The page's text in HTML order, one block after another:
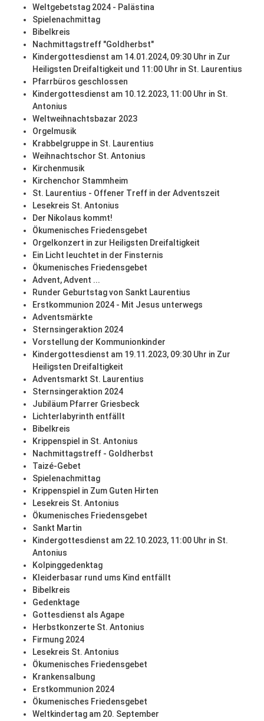
Weltgebetstag 2024 - Palästina
Spielenachmittag
Bibelkreis
Nachmittagstreff "Goldherbst"
Kindergottesdienst am 14.01.2024, 09:30 Uhr in Zur
Heiligsten Dreifaltigkeit und 11:00 Uhr in St. Laurentius
Pfarrbüros geschlossen
Kindergottesdienst am 10.12.2023, 11:00 Uhr in St.
Antonius
Weltweihnachtsbazar 2023
Orgelmusik
Krabbelgruppe in St. Laurentius
Weihnachtschor St. Antonius
Kirchenmusik
Kirchenchor Stammheim
St. Laurentius - Offener Treff in der Adventszeit
Lesekreis St. Antonius
Der Nikolaus kommt!
Ökumenisches Friedensgebet
Orgelkonzert in zur Heiligsten Dreifaltigkeit
Ein Licht leuchtet in der Finsternis
Ökumenisches Friedensgebet
Advent, Advent ...
Runder Geburtstag von Sankt Laurentius
Erstkommunion 2024 - Mit Jesus unterwegs
Adventsmärkte
Sternsingeraktion 2024
Vorstellung der Kommunionkinder
Kindergottesdienst am 19.11.2023, 09:30 Uhr in Zur
Heiligsten Dreifaltigkeit
Adventsmarkt St. Laurentius
Sternsingeraktion 2024
Jubiläum Pfarrer Griesbeck
Lichterlabyrinth entfällt
Bibelkreis
Krippenspiel in St. Antonius
Nachmittagstreff - Goldherbst
Taizé-Gebet
Spielenachmittag
Krippenspiel in Zum Guten Hirten
Lesekreis St. Antonius
Ökumenisches Friedensgebet
Sankt Martin
Kindergottesdienst am 22.10.2023, 11:00 Uhr in St.
Antonius
Kolpinggedenktag
Kleiderbasar rund ums Kind entfällt
Bibelkreis
Gedenktage
Gottesdienst als Agape
Herbstkonzerte St. Antonius
Firmung 2024
Lesekreis St. Antonius
Ökumenisches Friedensgebet
Krankensalbung
Erstkommunion 2024
Ökumenisches Friedensgebet
Weltkindertag am 20. September